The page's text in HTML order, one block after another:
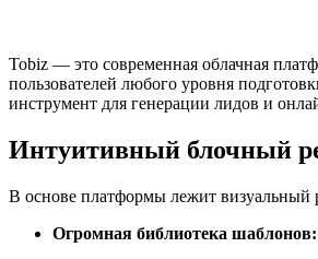
Tobiz — это современная облачная
пользователей любого уровня
инструмент для генерации лидов и
Интуитивный блочный
В основе платформы лежит визуальный
Огромная библиотека шаблонов: